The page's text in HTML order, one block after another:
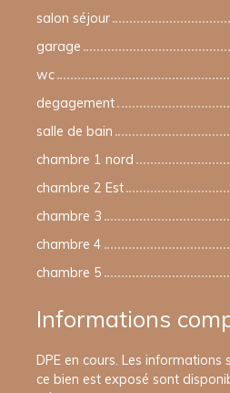
salon séjour
garage
wc
degagement
salle de bain
chambre 1 nord
chambre 2 Est
chambre 3
chambre 4
chambre 5
Informations
DPE en cours. Les informations
ce bien est exposé sont